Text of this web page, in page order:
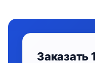
Заказать